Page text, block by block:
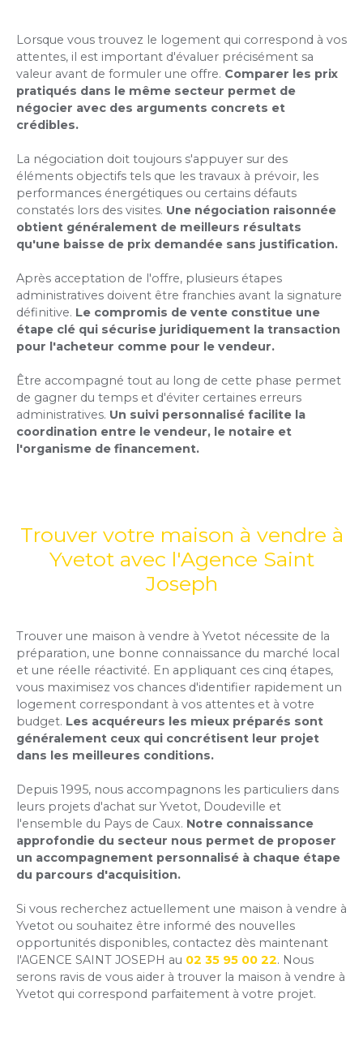
Lorsque vous trouvez le logement qui correspond à vos
attentes, il est important d'évaluer précisément sa
valeur avant de formuler une offre. Comparer les prix
pratiqués dans le même secteur permet de
négocier avec des arguments concrets et
crédibles.
La négociation doit toujours s'appuyer sur des
éléments objectifs tels que les travaux à prévoir, les
performances énergétiques ou certains défauts
constatés lors des visites. Une négociation raisonnée
obtient généralement de meilleurs résultats
qu'une baisse de prix demandée sans justification.
Après acceptation de l'offre, plusieurs étapes
administratives doivent être franchies avant la signature
définitive. Le compromis de vente constitue une
étape clé qui sécurise juridiquement la transaction
pour l'acheteur comme pour le vendeur.
Être accompagné tout au long de cette phase permet
de gagner du temps et d'éviter certaines erreurs
administratives. Un suivi personnalisé facilite la
coordination entre le vendeur, le notaire et
l'organisme de financement.
Trouver votre maison à vendre à
Yvetot avec l'Agence Saint
Joseph
Trouver une maison à vendre à Yvetot nécessite de la
préparation, une bonne connaissance du marché local
et une réelle réactivité. En appliquant ces cinq étapes,
vous maximisez vos chances d'identifier rapidement un
logement correspondant à vos attentes et à votre
budget. Les acquéreurs les mieux préparés sont
généralement ceux qui concrétisent leur projet
dans les meilleures conditions.
Depuis 1995, nous accompagnons les particuliers dans
leurs projets d'achat sur Yvetot, Doudeville et
l'ensemble du Pays de Caux. Notre connaissance
approfondie du secteur nous permet de proposer
un accompagnement personnalisé à chaque étape
du parcours d'acquisition.
Si vous recherchez actuellement une maison à vendre à
Yvetot ou souhaitez être informé des nouvelles
opportunités disponibles, contactez dès maintenant
l'AGENCE SAINT JOSEPH au 02 35 95 00 22. Nous
serons ravis de vous aider à trouver la maison à vendre à
Yvetot qui correspond parfaitement à votre projet.